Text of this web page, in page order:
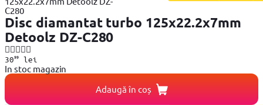
Disc diamantat turbo 125x22.2x7mm
Detoolz DZ-C280
3099lei
In stoc magazin
Adaugă în coș